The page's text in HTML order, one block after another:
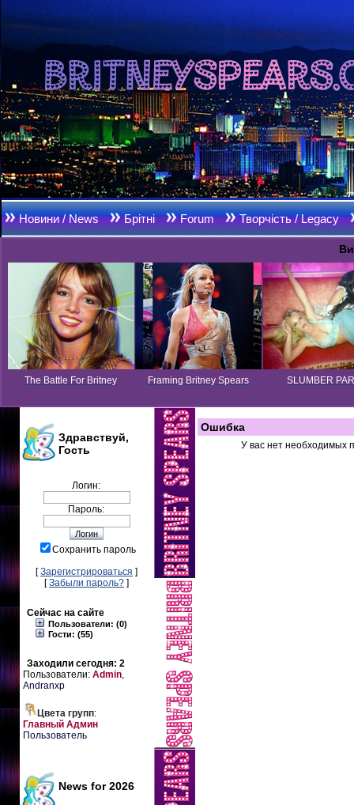
Новини / News Брітні Forum Творчість / Legacy
The Battle For Britney Framing Britney Spears SLUMBER
Здравствуй,
Гость
Логин:
Пароль:
Сохранить пароль
[Зарегистрироваться ]
[Забыли пароль? ]
Сейчас на сайте
Пользователи: (0)
Гости: (55)
Заходили сегодня: 2
Пользователи:Admin,
Andranxp
Цвета групп:
Главный Админ
Пользователь
News for 2026
Ошибка
У вас нет необходимых